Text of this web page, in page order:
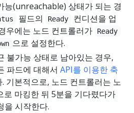
능(unreachable) 상태가 되는 경
필드의 Ready
컨디션을 업
우에는 노드 컨트롤러가
Ready
으로 설정한다.
불가능 상태로 남아있는 경우,
파드에 대해서 API를 이용한 축
기본적으로, 노드 컨트롤러는 노
로 마킹한 뒤 5분을 기다렸다가
을 시작한다.